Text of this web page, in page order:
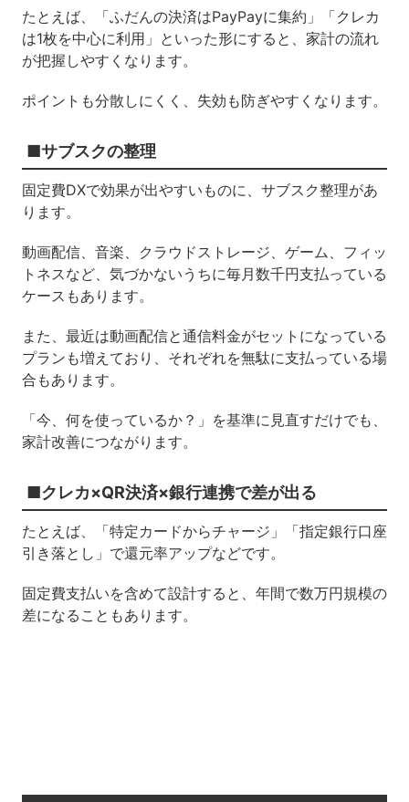
たとえば、「ふだんの決済はPayPayに集約」「クレカ
は1枚を中心に利用」といった形にすると、家計の流れ
が把握しやすくなります。
ポイントも分散しにくく、失効も防ぎやすくなります。
■サブスクの整理
固定費DXで効果が出やすいものに、サブスク整理があ
ります。
動画配信、音楽、クラウドストレージ、ゲーム、フィッ
トネスなど、気づかないうちに毎月数千円支払っている
ケースもあります。
また、最近は動画配信と通信料金がセットになっている
プランも増えており、それぞれを無駄に支払っている場
合もあります。
「今、何を使っているか？」を基準に見直すだけでも、
家計改善につながります。
■クレカ×QR決済×銀行連携で差が出る
たとえば、「特定カードからチャージ」「指定銀行口座
引き落とし」で還元率アップなどです。
固定費支払いを含めて設計すると、年間で数万円規模の
差になることもあります。